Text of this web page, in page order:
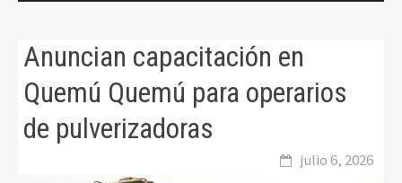
Anuncian capacitación en
Quemú Quemú para operarios
de pulverizadoras
julio 6, 2026